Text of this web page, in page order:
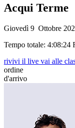
Acqui Terme
Giovedì 9 Ottobre
Tempo totale: 4:08:24
rivivi il live vai alle
ordine
d'arrivo